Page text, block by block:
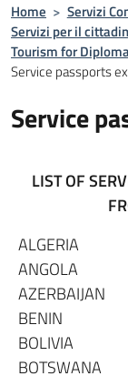
Home > Servizi
Servizi per il
Tourism for
Service passports
Service
LIST OF
ALGERIA
ANGOLA
AZERBAIJAN
BENIN
BOLIVIA
BOTSWANA